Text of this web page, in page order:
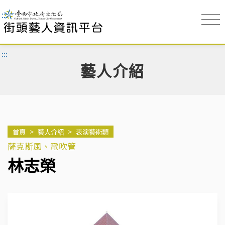
:::
:::
藝人介紹
首頁 > 藝人介紹 > 表演藝術類
薩克斯風、電吹管
林志榮